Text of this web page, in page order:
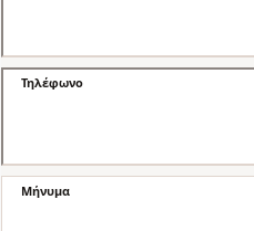
Τηλέφωνο
Μήνυμα